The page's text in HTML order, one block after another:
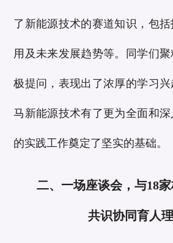
了新能源技术的赛道知识，包
用及未来发展趋势等。同学们
极提问，表现出了浓厚的学习
马新能源技术有了更为全面和
的实践工作奠定了坚实的基础。
二、一场座谈会，与18
共识协同育人